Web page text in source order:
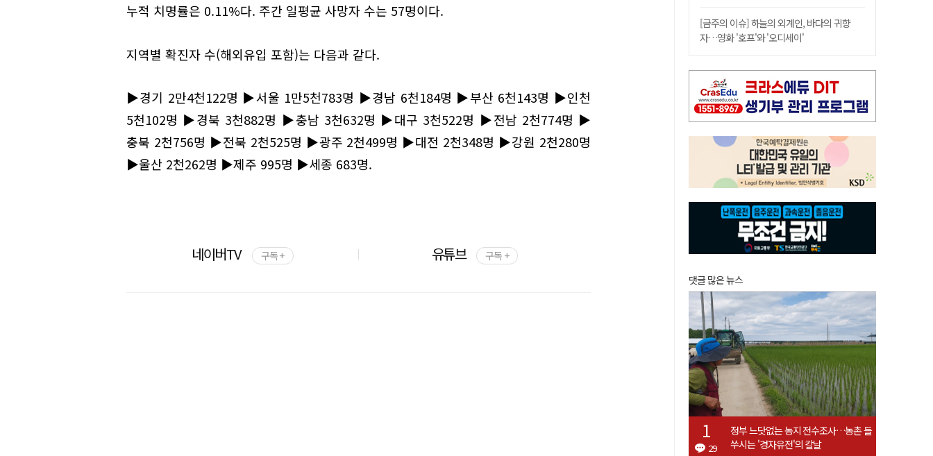
누적 치명률은 0.11%다. 주간 일평균 사망자 수는 57명이다.
지역별 확진자 수(해외유입 포함)는 다음과 같다.
▶경기 2만4천122명 ▶서울 1만5천783명 ▶경남 6천184명 ▶부산 6천143명 ▶인천
5천102명 ▶경북 3천882명 ▶충남 3천632명 ▶대구 3천522명 ▶전남 2천774명 ▶
충북 2천756명 ▶전북 2천525명 ▶광주 2천499명 ▶대전 2천348명 ▶강원 2천280명
▶울산 2천262명 ▶제주 995명 ▶세종 683명.
네이버TV 구독 + 유튜브 구독 +
[금주의 이슈] 하늘의 외계인, 바다의 귀향
자…영화 '호프'와 '오디세이'
댓글 많은 뉴스
29
정부 느닷없는 농지 전수조사…농촌 들
쑤시는 '경자유전'의 칼날